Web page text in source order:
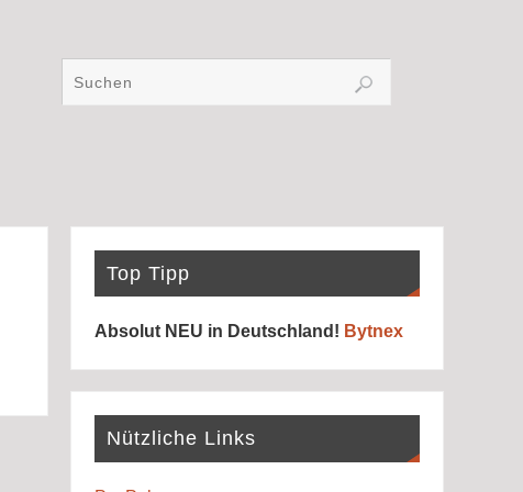
Top Tipp
Absolut NEU in Deutschland! Bytnex
Nützliche Links